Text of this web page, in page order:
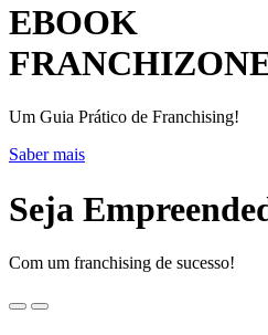
EBOOK
Um Guia Prático de Franchising!
Saber mais
Seja
Com um franchising de sucesso!